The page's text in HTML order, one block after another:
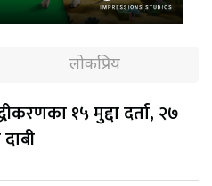
लोकप्रिय
१५ मुद्दा दर्ता, २७